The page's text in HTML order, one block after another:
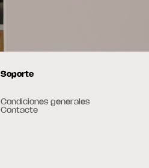
Soporte
Condiciones generales
Contacte